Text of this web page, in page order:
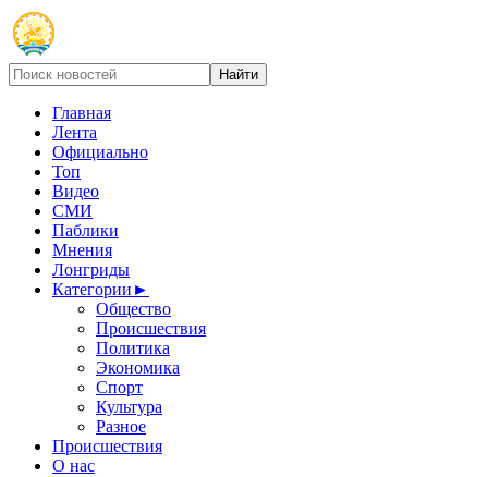
Главная
Лента
Официально
Топ
Видео
СМИ
Паблики
Мнения
Лонгриды
Категории ►
Общество
Происшествия
Политика
Экономика
Спорт
Культура
Разное
Происшествия
О нас